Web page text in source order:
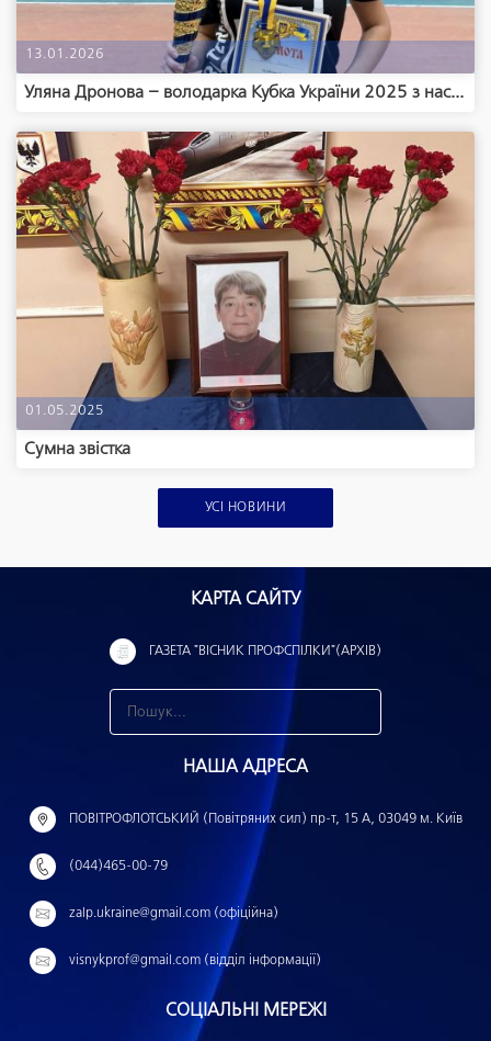
13.01.2026
Уляна Дронова – володарка Кубка України 2025 з нас...
01.05.2025
Сумна звістка
УСІ НОВИНИ
КАРТА САЙТУ
ГАЗЕТА "ВІСНИК ПРОФСПІЛКИ"(АРХІВ)
н
й
:
НАША АДРЕСА
ПОВІТРОФЛОТСЬКИЙ (Повітряних сил) пр-т, 15 А, 03049 м. Київ
(044)465-00-79
zalp.ukraine@gmail.com (офіційна)
visnykprof@gmail.com (відділ інформації)
СОЦІАЛЬНІ МЕРЕЖІ